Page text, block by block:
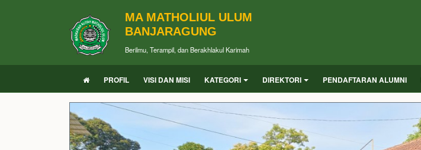
MA MATHOLIUL ULUM
BANJARAGUNG
Berilmu, Terampil, dan Berakhlakul Karimah
PROFIL VISI DAN MISI KATEGORI DIREKTORI PENDAFTARAN ALUMNI